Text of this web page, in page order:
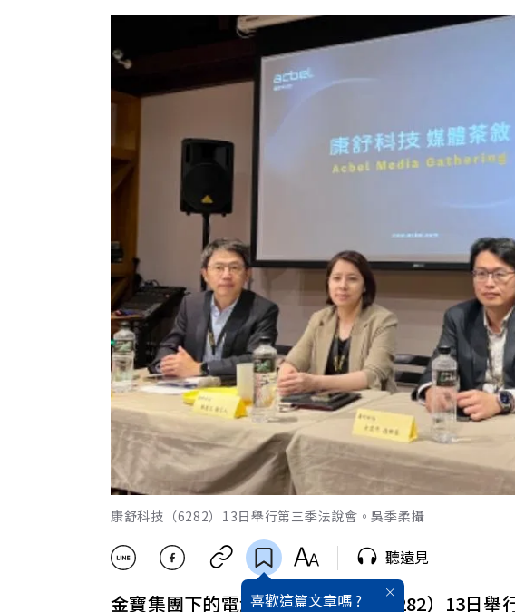
加入追蹤
康舒科技（6282）13日舉行第三季法說會。吳季柔攝
喜歡這篇文章嗎 ?
聽遠見
金寶集團下的電源大廠康舒科技
（6282）13日